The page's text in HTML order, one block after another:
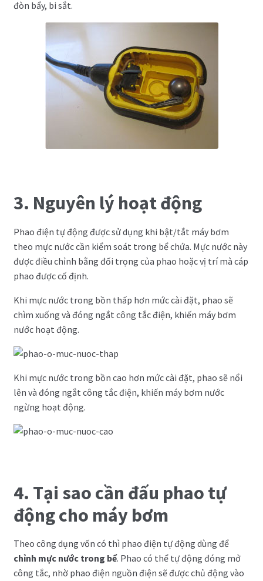
đòn bẩy, bi sắt.
3. Nguyên lý hoạt động
Phao điện tự động được sử dụng khi bật/tắt máy bơm
theo mực nước cần kiểm soát trong bể chứa. Mực nước này
được điều chỉnh bằng đối trọng của phao hoặc vị trí mà cáp
phao được cố định.
Khi mực nước trong bồn thấp hơn mức cài đặt, phao sẽ
chìm xuống và đóng ngắt công tắc điện, khiến máy bơm
nước hoạt động.
Khi mực nước trong bồn cao hơn mức cài đặt, phao sẽ nổi
lên và đóng ngắt công tắc điện, khiến máy bơm nước
ngừng hoạt động.
4. Tại sao cần đấu phao tự
động cho máy bơm
Theo công dụng vốn có thì phao điện tự động dùng để
chỉnh mực nước trong bể. Phao có thể tự động đóng mở
công tắc, nhờ phao điện nguồn điện sẽ được chủ động vào